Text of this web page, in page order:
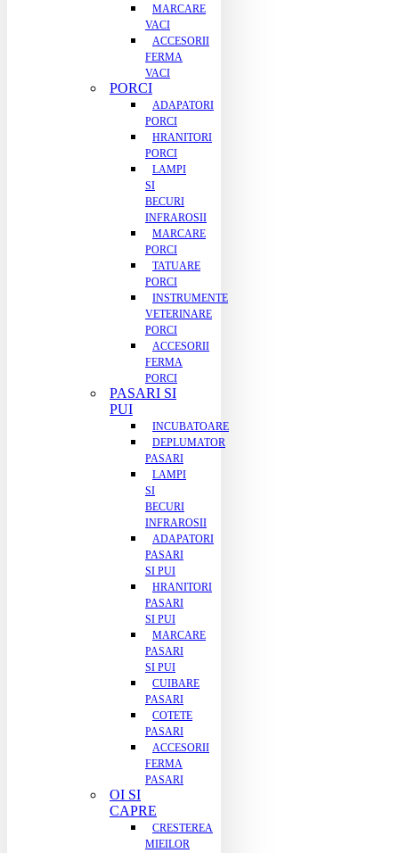
MARCARE
VACI
ACCESORII
FERMA
VACI
PORCI
ADAPATORI
PORCI
HRANITORI
PORCI
LAMPI
SI
BECURI
INFRAROSII
MARCARE
PORCI
TATUARE
PORCI
INSTRUMENTE
VETERINARE
PORCI
ACCESORII
FERMA
PORCI
PASARI SI
PUI
INCUBATOARE
DEPLUMATOR
PASARI
LAMPI
SI
BECURI
INFRAROSII
ADAPATORI
PASARI
SI PUI
HRANITORI
PASARI
SI PUI
MARCARE
PASARI
SI PUI
CUIBARE
PASARI
COTETE
PASARI
ACCESORII
FERMA
PASARI
OI SI
CAPRE
CRESTEREA
MIEILOR